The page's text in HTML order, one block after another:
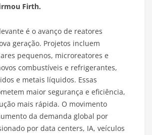
Firth.
é o avanço de reatores
geração. Projetos incluem
pequenos, microreatores e
combustíveis e refrigerantes,
e metais líquidos. Essas
maior segurança e eficiência,
mais rápida. O movimento
da demanda global por
por data centers, IA, veículos